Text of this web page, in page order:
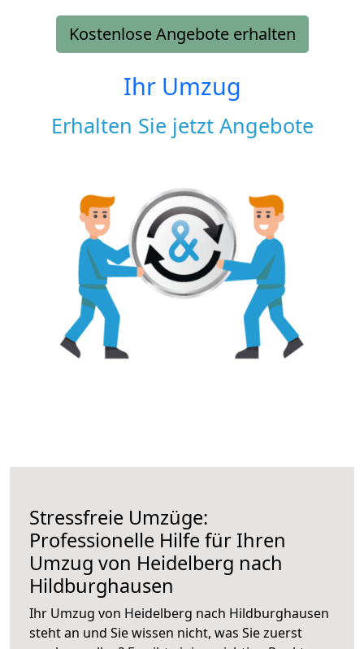
Kostenlose Angebote erhalten
Ihr Umzug
Erhalten Sie jetzt Angebote
Stressfreie Umzüge:
Professionelle Hilfe für Ihren
Umzug von Heidelberg nach
Hildburghausen
Ihr Umzug von Heidelberg nach Hildburghausen
steht an und Sie wissen nicht, was Sie zuerst